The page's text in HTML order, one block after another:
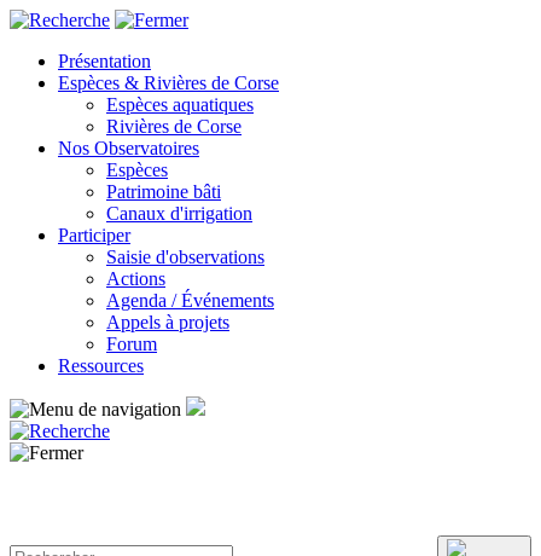
Présentation
Espèces & Rivières de Corse
Espèces aquatiques
Rivières de Corse
Nos Observatoires
Espèces
Patrimoine bâti
Canaux d'irrigation
Participer
Saisie d'observations
Actions
Agenda / Événements
Appels à projets
Forum
Ressources
Panneau de gestion des cookies